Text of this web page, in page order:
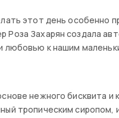
этот день особенно
Роза Захарян создала
любовью к нашим
нежного бисквита и
тропическим сиропом,